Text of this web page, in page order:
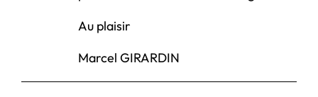
Au plaisir
Marcel GIRARDIN